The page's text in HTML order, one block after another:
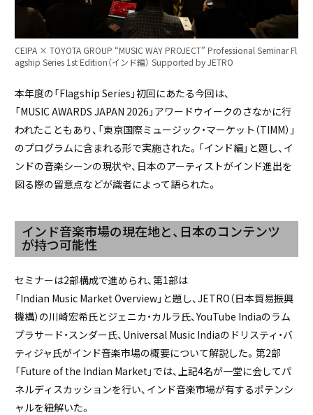
CEIPA × TOYOTA GROUP “MUSIC WAY PROJECT” Professional Seminar Fl
agship Series 1st Edition（インド編） Supported by JETRO
本年度の「Flagship Series」初回にあたる今回は、
「MUSIC AWARDS JAPAN 2026」アワードウイークのさなかに行
われたこともあり、「東京国際ミュージック・マーケット（TIMM）」
のプログラムに含まれる形で実施された。「インド編」と題し、イ
ンドの音楽シーンの現状や、日本のアーティストがインド進出を
図る際の留意点などが識者によって語られた。
インド音楽市場の現在地と、日本のコンテンツ
が持つ可能性
セミナーは2部構成で進められ、第1部は
「Indian Music Market Overview」と題し、JETRO（日本貿易振興
機構）の川崎宏希氏とジェニカ・カルラ氏、YouTube Indiaのラム
プラサード・スンダー氏、Universal Music Indiaのドリスティ・バ
ティジャ氏がインド音楽市場の概要について解説した。第2部
「Future of the Indian Market」では、上記4名が一堂に会してパ
ネルディスカッションを行い、インド音楽市場が有するポテンシ
ャルを紐解いた。